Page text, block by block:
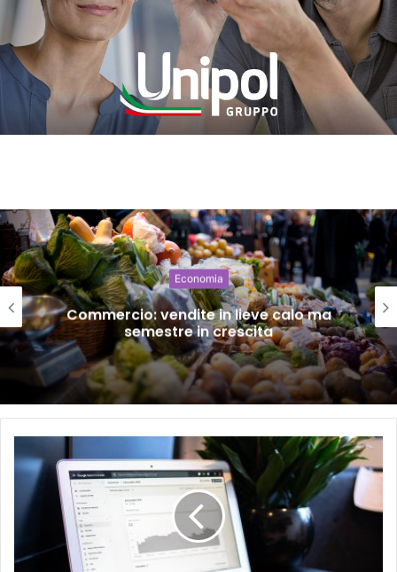
Economia
Commercio: vendite in lieve calo ma
semestre in crescita